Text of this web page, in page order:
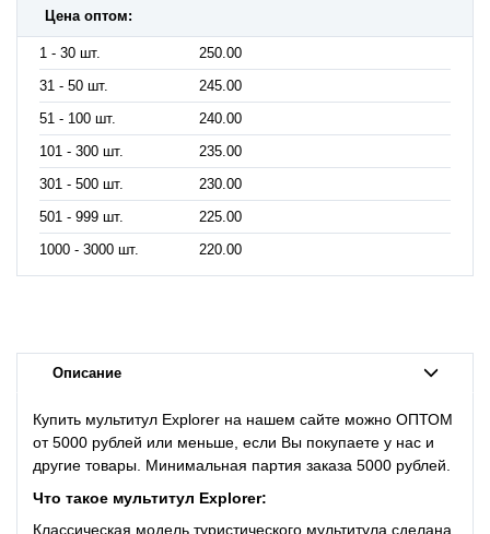
Цена оптом:
1 - 30 шт.
250.00
31 - 50 шт.
245.00
51 - 100 шт.
240.00
101 - 300 шт.
235.00
301 - 500 шт.
230.00
501 - 999 шт.
225.00
1000 - 3000 шт.
220.00
Описание
Купить мультитул Explorer на нашем сайте можно ОПТОМ
от 5000 рублей или меньше, если Вы покупаете у нас и
другие товары. Минимальная партия заказа 5000 рублей.
Что такое мультитул Explorer:
Классическая модель туристического мультитула сделана